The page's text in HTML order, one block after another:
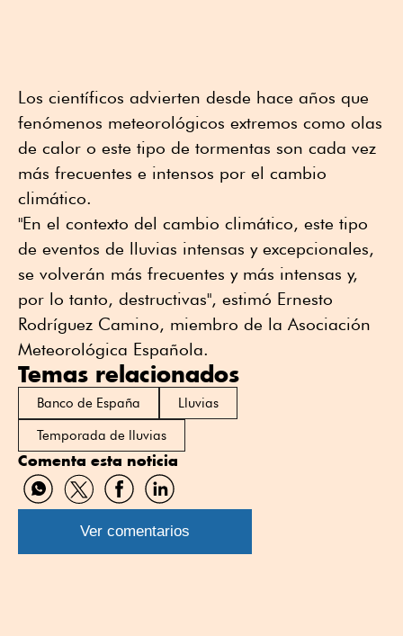
Los científicos advierten desde hace años que
fenómenos meteorológicos extremos como olas
de calor o este tipo de tormentas son cada vez
más frecuentes e intensos por el cambio
climático.
"En el contexto del cambio climático, este tipo
de eventos de lluvias intensas y excepcionales,
se volverán más frecuentes y más intensas y,
por lo tanto, destructivas", estimó Ernesto
Rodríguez Camino, miembro de la Asociación
Meteorológica Española.
Temas relacionados
Banco de España
Lluvias
Temporada de lluvias
Comenta esta noticia
Compartir
por
WhatsApp
Compartir
por
Twitter
Compartir
por
Facebook
Compartir
por
Linkedin
Ver comentarios